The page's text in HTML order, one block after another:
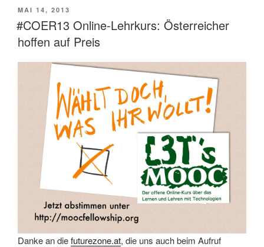
VERÖFFENTLICHT
AM
MAI 14, 2013
#COER13 Online-Lehrkurs: Österreicher
hoffen auf Preis
Danke an diefuturezone.at, die uns auch beim Aufruf